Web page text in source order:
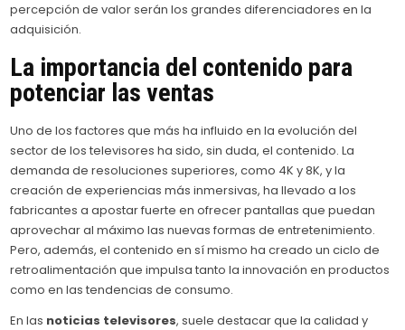
percepción de valor serán los grandes diferenciadores en la
adquisición.
La importancia del contenido para
potenciar las ventas
Uno de los factores que más ha influido en la evolución del
sector de los televisores ha sido, sin duda, el contenido. La
demanda de resoluciones superiores, como 4K y 8K, y la
creación de experiencias más inmersivas, ha llevado a los
fabricantes a apostar fuerte en ofrecer pantallas que puedan
aprovechar al máximo las nuevas formas de entretenimiento.
Pero, además, el contenido en sí mismo ha creado un ciclo de
retroalimentación que impulsa tanto la innovación en productos
como en las tendencias de consumo.
En las noticias televisores, suele destacar que la calidad y